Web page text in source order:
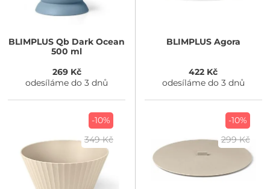
BLIMPLUS Qb Dark Ocean
500 ml
269 Kč
odesíláme do 3 dnů
BLIMPLUSAgora
422 Kč
odesíláme do 3 dnů
-10%
349 Kč
-10%
299 Kč